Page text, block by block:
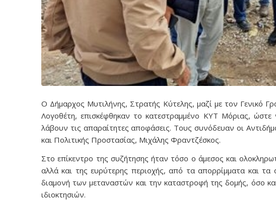
Ο Δήμαρχος Μυτιλήνης, Στρατής Κύτελης, μαζί με τον Γενικό
Λογοθέτη, επισκέφθηκαν το κατεστραμμένο ΚΥΤ Μόριας, ώστε
λάβουν τις απαραίτητες αποφάσεις. Τους συνόδευαν οι
και Πολιτικής Προστασίας, Μιχάλης Φραντζέσκος.
Στο επίκεντρο της συζήτησης ήταν τόσο ο άμεσος και
αλλά και της ευρύτερης περιοχής, από τα απορρίμματα και
διαμονή των μεταναστών και την καταστροφή της δομής, όσο
ιδιοκτησιών.